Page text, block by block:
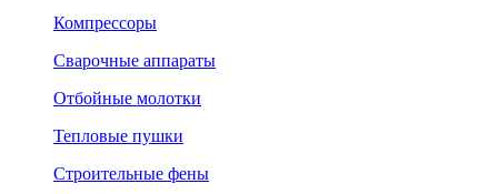
Компрессоры
Сварочные аппараты
Отбойные молотки
Тепловые пушки
Строительные фены